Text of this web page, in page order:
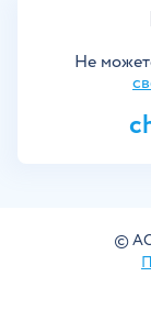
Не
©